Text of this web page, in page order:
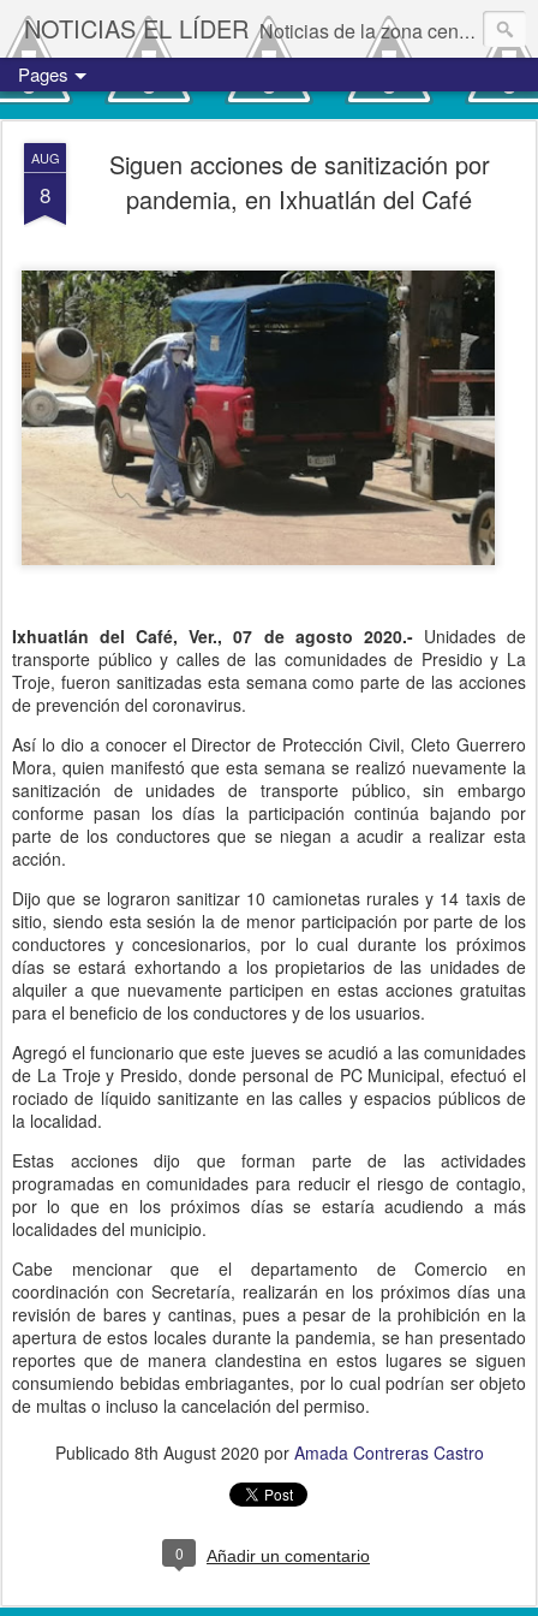
NOTICIAS EL LÍDER Noticias de la zona centro del estado de Veracruz.
Pages
AUG
8
Siguen acciones de sanitización por
pandemia, en Ixhuatlán del Café
Ixhuatlán del Café, Ver., 07 de agosto 2020.- Unidades de
transporte público y calles de las comunidades de Presidio y La
Troje, fueron sanitizadas esta semana como parte de las acciones
de prevención del coronavirus.
Así lo dio a conocer el Director de Protección Civil, Cleto Guerrero
Mora, quien manifestó que esta semana se realizó nuevamente la
sanitización de unidades de transporte público, sin embargo
conforme pasan los días la participación continúa bajando por
parte de los conductores que se niegan a acudir a realizar esta
acción.
Dijo que se lograron sanitizar 10 camionetas rurales y 14 taxis de
sitio, siendo esta sesión la de menor participación por parte de los
conductores y concesionarios, por lo cual durante los próximos
días se estará exhortando a los propietarios de las unidades de
alquiler a que nuevamente participen en estas acciones gratuitas
para el beneficio de los conductores y de los usuarios.
Agregó el funcionario que este jueves se acudió a las comunidades
de La Troje y Presido, donde personal de PC Municipal, efectuó el
rociado de líquido sanitizante en las calles y espacios públicos de
la localidad.
Estas acciones dijo que forman parte de las actividades
programadas en comunidades para reducir el riesgo de contagio,
por lo que en los próximos días se estaría acudiendo a más
localidades del municipio.
Cabe mencionar que el departamento de Comercio en
coordinación con Secretaría, realizarán en los próximos días una
revisión de bares y cantinas, pues a pesar de la prohibición en la
apertura de estos locales durante la pandemia, se han presentado
reportes que de manera clandestina en estos lugares se siguen
consumiendo bebidas embriagantes, por lo cual podrían ser objeto
de multas o incluso la cancelación del permiso.
Publicado 8th August 2020 por Amada Contreras Castro
0 Añadir un comentario